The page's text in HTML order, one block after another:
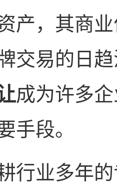
产，其商
交易的日
成为许多
手段。
行业多年